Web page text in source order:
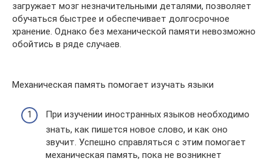
загружает мозг незначительными деталями, позволяет
обучаться быстрее и обеспечивает долгосрочное
хранение. Однако без механической памяти невозможно
обойтись в ряде случаев.
Механическая память помогает изучать языки
При изучении иностранных языков необходимо
знать, как пишется новое слово, и как оно
звучит. Успешно справляться с этим помогает
механическая память, пока не возникнет